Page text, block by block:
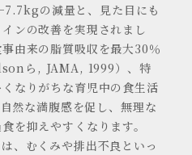
の減量と、見た目にも
ンの改善を実現されまし
由来の脂質吸収を最大30％
ら, JAMA, 1999）、特
なりがちな育児中の食生活
然な満腹感を促し、無理な
を抑えやすくなります。
、むくみや排出不良といっ